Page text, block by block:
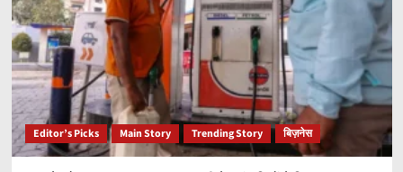
Editor’s Picks Main Story Trending Story बिज़नेस